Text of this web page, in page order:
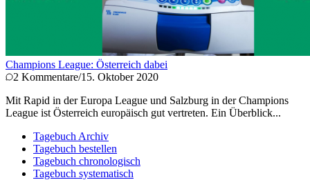
Champions League: Österreich dabei
2 Kommentare/15. Oktober 2020
Mit Rapid in der Europa League und Salzburg in der Champions
League ist Österreich europäisch gut vertreten. Ein Überblick...
Tagebuch Archiv
Tagebuch bestellen
Tagebuch chronologisch
Tagebuch systematisch